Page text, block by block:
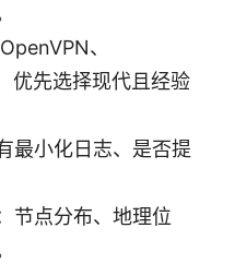
、
优先选择现代且经验
最小化日志、是否提
节点分布、地理位